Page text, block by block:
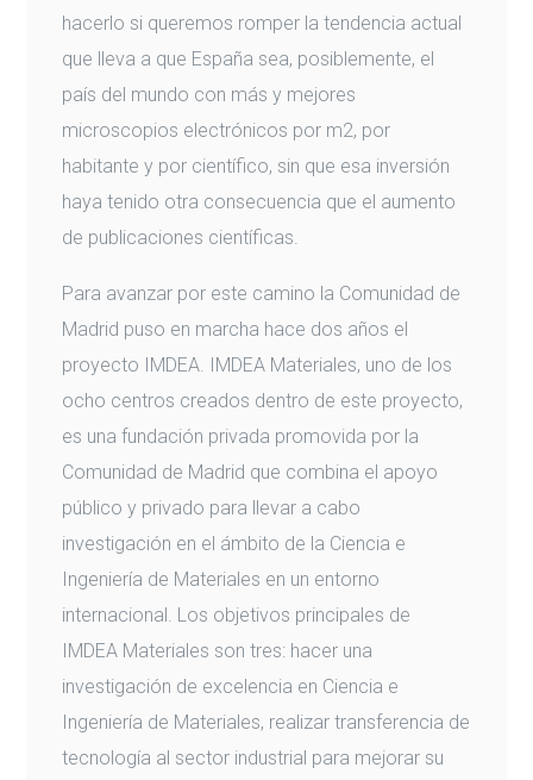
hacerlo si queremos romper la tendencia actual
que lleva a que España sea, posiblemente, el
país del mundo con más y mejores
microscopios electrónicos por m2, por
habitante y por científico, sin que esa inversión
haya tenido otra consecuencia que el aumento
de publicaciones científicas.
Para avanzar por este camino la Comunidad de
Madrid puso en marcha hace dos años el
proyecto IMDEA. IMDEA Materiales, uno de los
ocho centros creados dentro de este proyecto,
es una fundación privada promovida por la
Comunidad de Madrid que combina el apoyo
público y privado para llevar a cabo
investigación en el ámbito de la Ciencia e
Ingeniería de Materiales en un entorno
internacional. Los objetivos principales de
IMDEA Materiales son tres: hacer una
investigación de excelencia en Ciencia e
Ingeniería de Materiales, realizar transferencia de
tecnología al sector industrial para mejorar su